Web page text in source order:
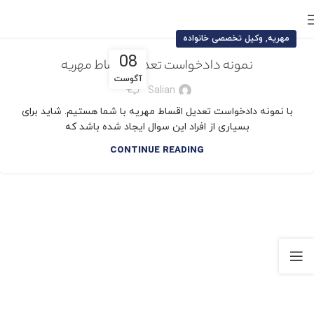
08
آگوست
مهریه, وکیل تخصصی خانواده
نمونه دادخواست تعدیل اقساط مهریه
Salian
با نمونه دادخواست تعدیل اقساط مهریه با شما هستیم. شاید برای
بسیاری از افراد این سوال ایجاد شده باشد که
CONTINUE READING